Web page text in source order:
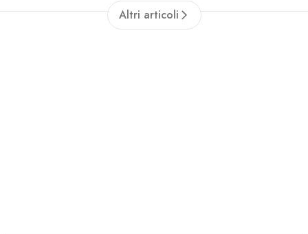
Altri articoli